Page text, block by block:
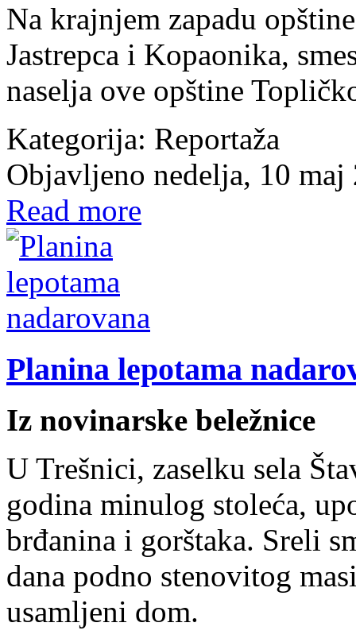
Na krajnjem zapadu
Jastrepca i Kopaonika,
naselja ove opštine
Kategorija: Reportaža
Objavljeno nedelja, 10 maj
Read more
Planina lepotama
Iz novinarske beležnice
U Trešnici, zaselku sela
godina minulog stoleća,
brđanina i gorštaka. Sreli
dana podno stenovitog
usamljeni dom.